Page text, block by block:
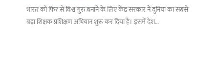
भारत को फिर से विश्व गुरु बनाने के लिए केंद्र सरकार ने दुनिया का सबसे
बड़ा शिक्षक प्रशिक्षण अभियान शुरू कर दिया है। इसमें देश…